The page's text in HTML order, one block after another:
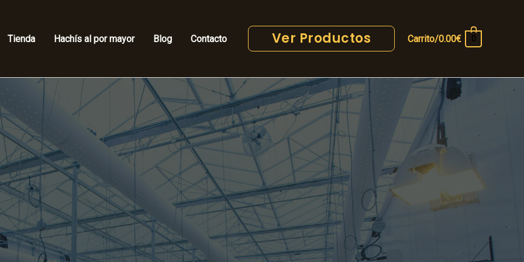
Tienda Hachís al por mayor Blog Contacto Ver Productos Carrito/0.00€ 0